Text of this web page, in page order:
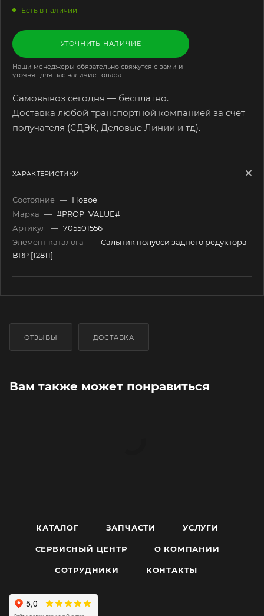
Есть в наличии
УТОЧНИТЬ НАЛИЧИЕ
Наши менеджеры обязательно свяжутся с вами и
уточнят для вас наличие товара.
Самовывоз сегодня — бесплатно.
Доставка любой транспортной компанией за счет
получателя (СДЭК, Деловые Линии и тд).
ХАРАКТЕРИСТИКИ
Состояние — Новое
Марка — #PROP_VALUE#
Артикул — 705501556
Элемент каталога — Сальник полуоси заднего редуктора
BRP [12811]
ОТЗЫВЫ ДОСТАВКА
Вам также может понравиться
КАТАЛОГ ЗАПЧАСТИ УСЛУГИ
СЕРВИСНЫЙ ЦЕНТР О КОМПАНИИ
CОТРУДНИКИ КОНТАКТЫ